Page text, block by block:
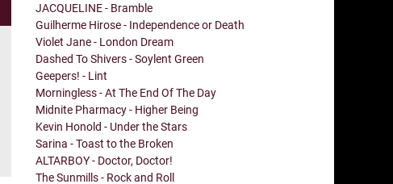
JACQUELINE - Bramble
Guilherme Hirose - Independence or Death
Violet Jane - London Dream
Dashed To Shivers - Soylent Green
Geepers! - Lint
Morningless - At The End Of The Day
Midnite Pharmacy - Higher Being
Kevin Honold - Under the Stars
Sarina - Toast to the Broken
ALTARBOY - Doctor, Doctor!
The Sunmills - Rock and Roll